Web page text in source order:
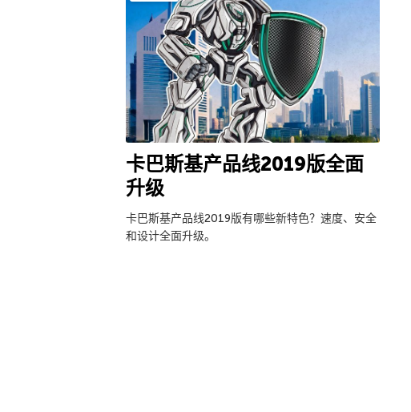
卡巴斯基产品线2019版全面
升级
卡巴斯基产品线2019版有哪些新特色？速度、安全
和设计全面升级。